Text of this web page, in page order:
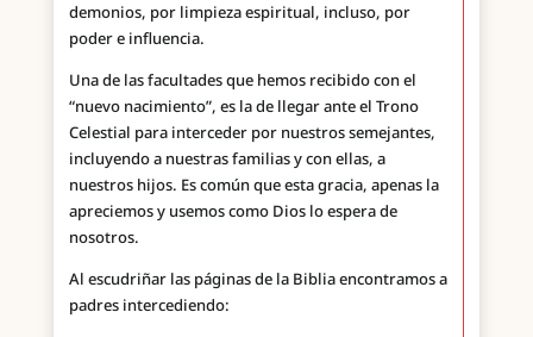
demonios, por limpieza espiritual, incluso, por
poder e influencia.
Una de las facultades que hemos recibido con el
“nuevo nacimiento”, es la de llegar ante el Trono
Celestial para interceder por nuestros semejantes,
incluyendo a nuestras familias y con ellas, a
nuestros hijos. Es común que esta gracia, apenas la
apreciemos y usemos como Dios lo espera de
nosotros.
Al escudriñar las páginas de la Biblia encontramos a
padres intercediendo: